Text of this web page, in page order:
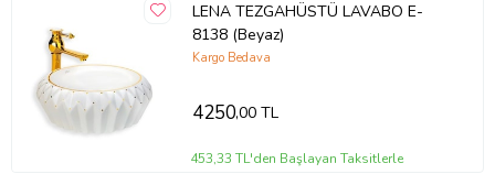
LENA TEZGAHÜSTÜ LAVABO E-
8138 (Beyaz)
Kargo Bedava
4250,00 TL
453,33 TL'den Başlayan Taksitlerle